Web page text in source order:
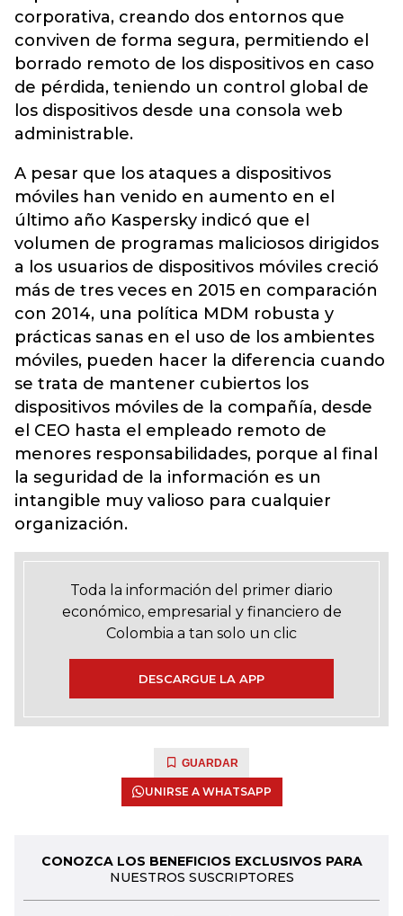
corporativa, creando dos entornos que
conviven de forma segura, permitiendo el
borrado remoto de los dispositivos en caso
de pérdida, teniendo un control global de
los dispositivos desde una consola web
administrable.
A pesar que los ataques a dispositivos
móviles han venido en aumento en el
último año Kaspersky indicó que el
volumen de programas maliciosos dirigidos
a los usuarios de dispositivos móviles creció
más de tres veces en 2015 en comparación
con 2014, una política MDM robusta y
prácticas sanas en el uso de los ambientes
móviles, pueden hacer la diferencia cuando
se trata de mantener cubiertos los
dispositivos móviles de la compañía, desde
el CEO hasta el empleado remoto de
menores responsabilidades, porque al final
la seguridad de la información es un
intangible muy valioso para cualquier
organización.
Toda la información del primer diario
económico, empresarial y financiero de
Colombia a tan solo un clic
DESCARGUE LA APP
GUARDAR
UNIRSE A WHATSAPP
CONOZCA LOS BENEFICIOS EXCLUSIVOS PARA
NUESTROS SUSCRIPTORES